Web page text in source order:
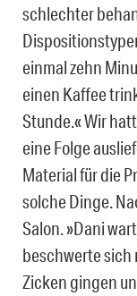
schlechter
einmal zehn
einen Kaffee
Stunde.« Wir
eine Folge
Material für die
solche Dinge.
Salon. »Dani
beschwerte sich
Zicken gingen